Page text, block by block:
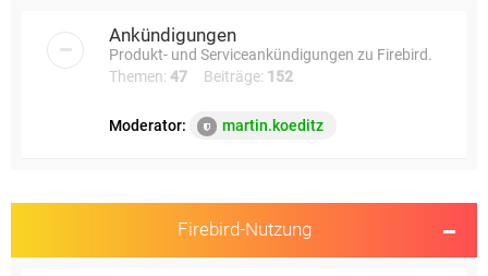
Ankündigungen
Produkt- und Serviceankündigungen zu Firebird.
Themen: 47 Beiträge: 152
Moderator: martin.koeditz
Firebird-Nutzung